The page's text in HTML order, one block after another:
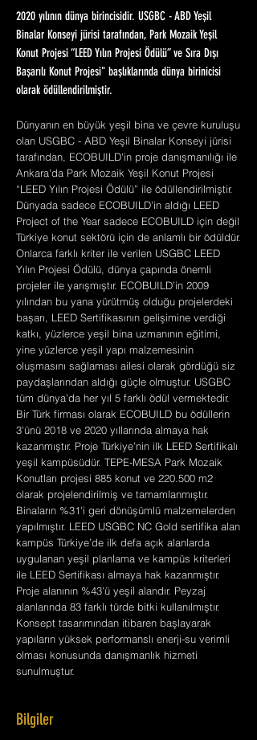
2020 yılının dünya birincisidir. USGBC - ABD Yeşil
Binalar Konseyi jürisi tarafından, Park Mozaik Yeşil
Konut Projesi “LEED Yılın Projesi Ödülü” ve Sıra Dışı
Başarılı Konut Projesi" başlıklarında dünya birinicisi
olarak ödüllendirilmiştir.
Dünyanın en büyük yeşil bina ve çevre kuruluşu
olan USGBC - ABD Yeşil Binalar Konseyi jürisi
tarafından, ECOBUILD'in proje danışmanılığı ile
Ankara'da Park Mozaik Yeşil Konut Projesi
“LEED Yılın Projesi Ödülü” ile ödüllendirilmiştir.
Dünyada sadece ECOBUILD'in aldığı LEED
Project of the Year sadece ECOBUILD için değil
Türkiye konut sektörü için de anlamlı bir ödüldür.
Onlarca farklı kriter ile verilen USGBC LEED
Yılın Projesi Ödülü, dünya çapında önemli
projeler ile yarışmıştır. ECOBUILD’in 2009
yılından bu yana yürütmüş olduğu projelerdeki
başarı, LEED Sertifikasının gelişimine verdiği
katkı, yüzlerce yeşil bina uzmanının eğitimi,
yine yüzlerce yeşil yapı malzemesinin
oluşmasını sağlaması ailesi olarak gördüğü siz
paydaşlarından aldığı güçle olmuştur. USGBC
tüm dünya'da her yıl 5 farklı ödül vermektedir.
Bir Türk firması olarak ECOBUILD bu ödüllerin
3'ünü 2018 ve 2020 yıllarında almaya hak
kazanmıştır. Proje Türkiye’nin ilk LEED Sertifikalı
yeşil kampüsüdür. TEPE-MESA Park Mozaik
Konutları projesi 885 konut ve 220.500 m2
olarak projelendirilmiş ve tamamlanmıştır.
Binaların %31'i geri dönüşümlü malzemelerden
yapılmıştır. LEED USGBC NC Gold sertifika alan
kampüs Türkiye’de ilk defa açık alanlarda
uygulanan yeşil planlama ve kampüs kriterleri
ile LEED Sertifikası almaya hak kazanmıştır.
Proje alanının %43'ü yeşil alandır. Peyzaj
alanlarında 83 farklı türde bitki kullanılmıştır.
Konsept tasarımından itibaren başlayarak
yapıların yüksek performanslı enerji-su verimli
olması konusunda danışmanlık hizmeti
sunulmuştur.
Bilgiler